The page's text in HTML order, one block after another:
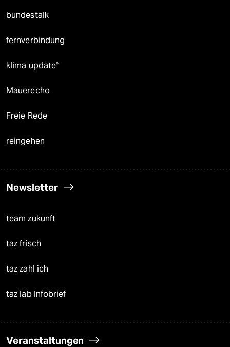
bundestalk
fernverbindung
klima update°
Mauerecho
Freie Rede
reingehen
Newsletter
team zukunft
taz frisch
taz zahl ich
taz lab Infobrief
Veranstaltungen